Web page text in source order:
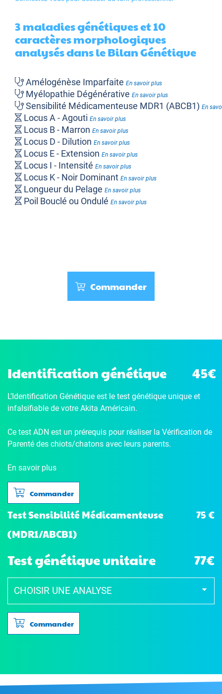
3 maladies génétiques et 10
caractères morphologiques
analysés dans le Bilan Génétique
Amélogénèse Imparfaite En savoir plus
Myélopathie Dégénérative En savoir plus
Sensibilité Médicamenteuse MDR1 (ABCB1) En
Locus A - Agouti En savoir plus
Locus B - Marron En savoir plus
Locus D - Dilution En savoir plus
Locus E - Extension En savoir plus
Locus I - Intensité En savoir plus
Locus K - Noir Dominant En savoir plus
Longueur du Pelage En savoir plus
Poil Bouclé ou Ondulé En savoir plus
Commander
Identification génétique 45€
L’Identification Génétique est le test génétique unique et
infalsifiable de votre Akita Américain.
Ce test ADN est un prérequis pour réaliser la Vérification de
Parenté des chiots/chatons avec leurs parents.
En savoir plus
Commander
Test Sensibilité Médicamenteuse
(MDR1/ABCB1)
75 €
Test génétique unitaire 77€
Commander